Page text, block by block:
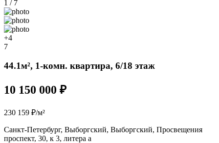
1 / 7
+4
7
44.1м², 1-комн. квартира, 6/18 этаж
10 150 000 ₽
230 159 ₽/м²
Санкт-Петербург, Выборгский, Выборгский, Просвещения
проспект, 30, к 3, литера а